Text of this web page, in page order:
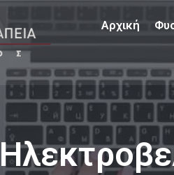
Αρχική